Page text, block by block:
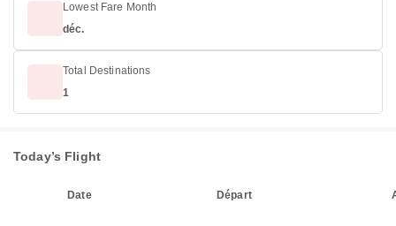
Lowest Fare Month
déc.
Total Destinations
1
Today’s Flight
Date Départ